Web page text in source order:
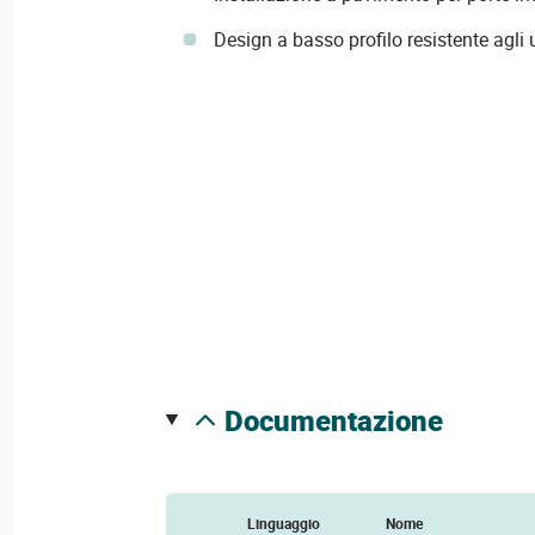
Design a basso profilo resistente agli
documentazione
Linguaggio Nome